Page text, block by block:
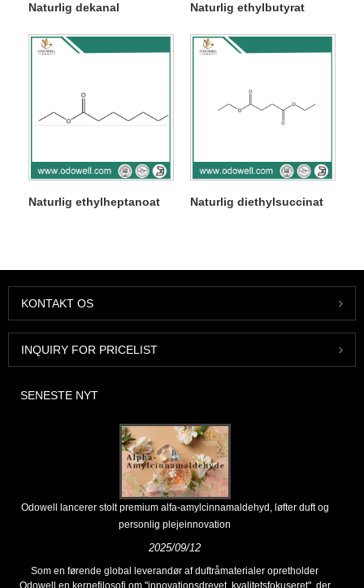
Naturlig dekanal Naturlig ethylbutyrat
Naturlig ethylheptanoat Naturlig diethylsuccinat
KONTAKT OS
INQUIRY FOR PRICELIST
SENESTE NYT
Odowell lancerer stolt premium alfa-amylcinnamaldehyd, løfter duft og
personlig plejeinnovation
2025/09/12
Som en førende global leverandør af duftråmaterialer opretholder